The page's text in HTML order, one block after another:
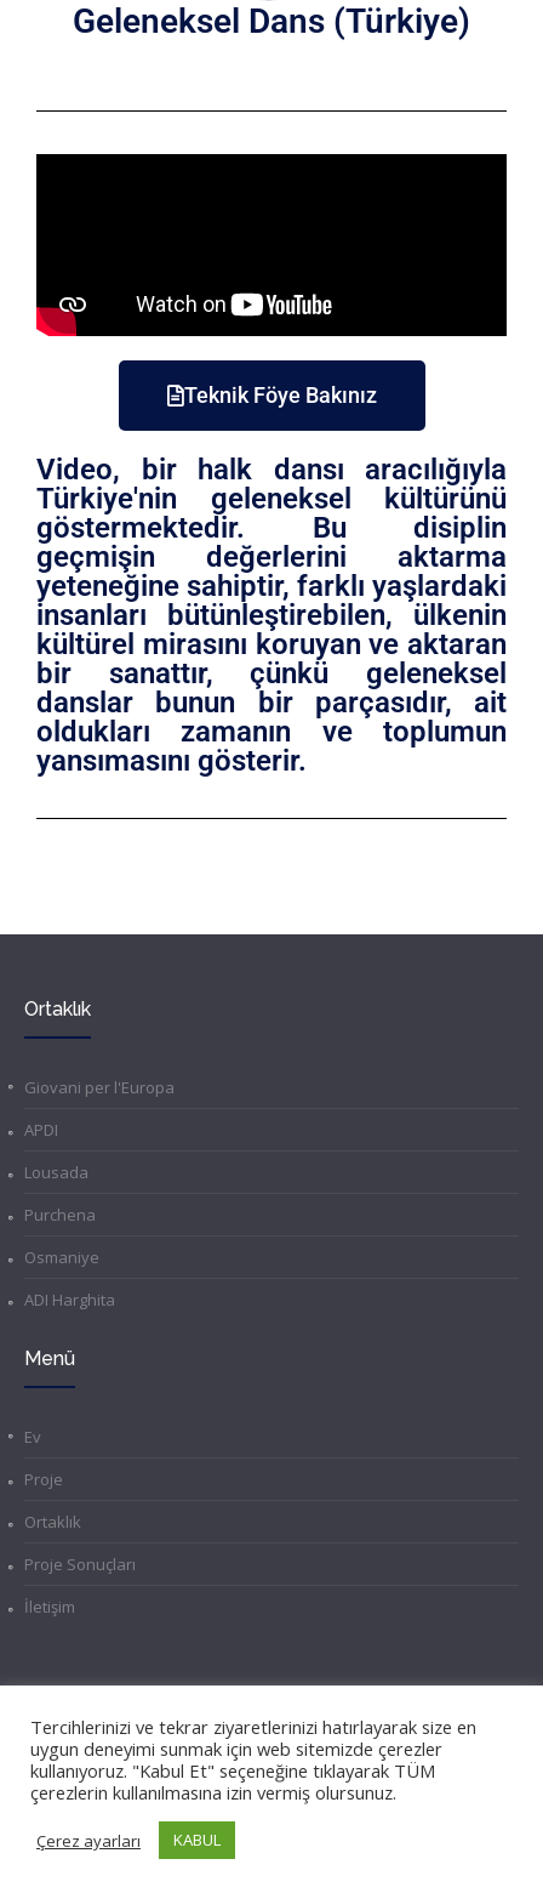
Geleneksel Dans (Türkiye)
Teknik Föye Bakınız
Video, bir halk dansı aracılığıyla
Türkiye'nin geleneksel kültürünü
göstermektedir. Bu disiplin
geçmişin değerlerini aktarma
yeteneğine sahiptir, farklı yaşlardaki
insanları bütünleştirebilen, ülkenin
kültürel mirasını koruyan ve aktaran
bir sanattır, çünkü geleneksel
danslar bunun bir parçasıdır, ait
oldukları zamanın ve toplumun
yansımasını gösterir.
Ortaklık
Giovani per l'Europa
APDI
Lousada
Purchena
Osmaniye
ADI Harghita
Menü
Ev
Proje
Ortaklık
Proje Sonuçları
İletişim
Avrupa Komisyonu'nun bu yayının hazırlanmasına verdiği
destek, sadece yazarların görüşlerini yansıtan içeriğin
onaylandığı anlamına gelmez ve Ulusal Ajans ve Komisyon
burada yer alan bilgilerin herhangi bir şekilde
kullanılmasından sorumlu tutulamaz.
Tercihlerinizi ve tekrar ziyaretlerinizi hatırlayarak size en
uygun deneyimi sunmak için web sitemizde çerezler
kullanıyoruz. "Kabul Et" seçeneğine tıklayarak TÜM
çerezlerin kullanılmasına izin vermiş olursunuz.
Çerez ayarları KABUL